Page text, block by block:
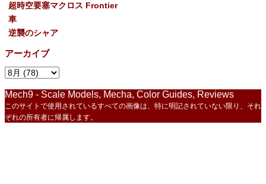
超時空要塞マクロス Frontier
車
逆襲のシャア
アーカイブ
Mech9 - Scale Models, Mecha, Color Guides, Reviews
このサイトで使用されているすべての画像は、特に明記されていない限り、それ
ぞれの所有者に帰属します。